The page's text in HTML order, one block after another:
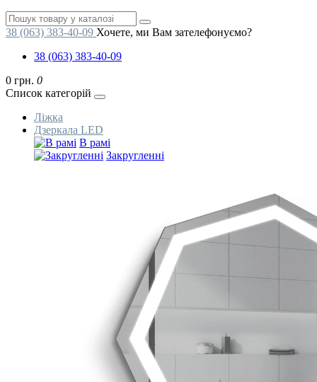
38 (063) 383-40-09 Хочете, ми Вам зателефонуємо?
38 (063) 383-40-09
0 грн. 0
Список категорій
Ліжка
Дзеркала LED
В рамі
Закругленні